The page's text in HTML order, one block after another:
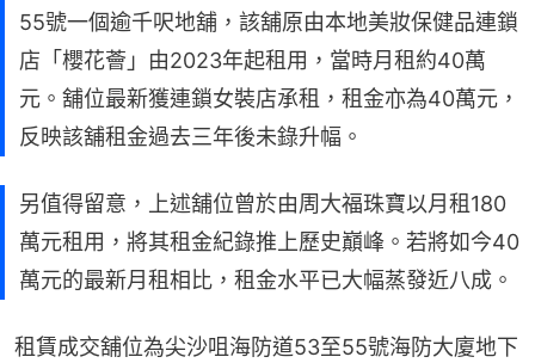
55號一個逾千呎地舖，該舖原由本地美妝保健品連鎖
店「櫻花薈」由2023年起租用，當時月租約40萬
元。舖位最新獲連鎖女裝店承租，租金亦為40萬元，
反映該舖租金過去三年後未錄升幅。
另值得留意，上述舖位曾於由周大福珠寶以月租180
萬元租用，將其租金紀錄推上歷史巔峰。若將如今40
萬元的最新月租相比，租金水平已大幅蒸發近八成。
租賃成交舖位為尖沙咀海防道53至55號海防大廈地下